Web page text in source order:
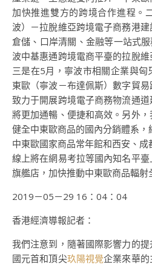
加快推進雙方的跨境合作進程。
波）－拉脫維亞跨境電子商務港
倉儲、口岸清關、金融等一站式
波中基惠通跨境電商平臺的拉脫
三是在5月，寧波市相關企業與
東歐（寧波－布達佩斯）數字貿
致力于開展跨境電子商務物流通
將更加通暢、便捷和高效。另外
健全中東歐商品的國內分銷體系
中東歐國家商品常年館和西安、成
線上將在網易考拉等國內知名平
旗艦店，加快推動中東歐商品輻射
2019－05－29 16：04：04
香港經濟導報記者：
我們注意到，隨著國際影響力的
國元首和頂尖玖陽視覺企業來華